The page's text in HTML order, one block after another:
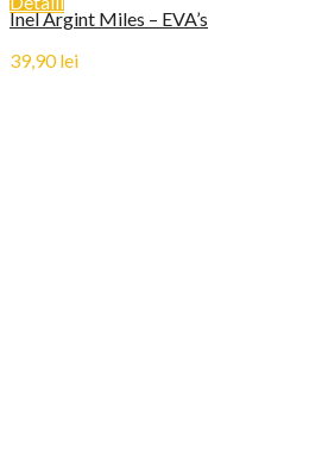
Inel Argint Miles – EVA’s
39,90lei